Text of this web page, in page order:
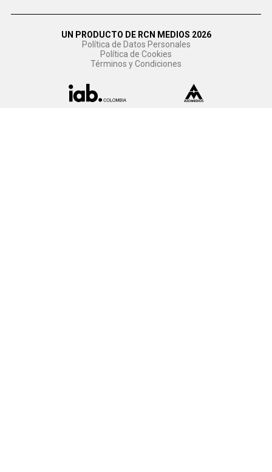
UN PRODUCTO DE RCN MEDIOS 2026
Política de Datos Personales
Política de Cookies
Términos y Condiciones